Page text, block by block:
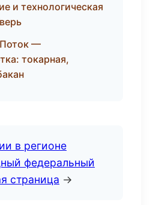
и технологическая
—
токарная,
в регионе
федеральный
страница →